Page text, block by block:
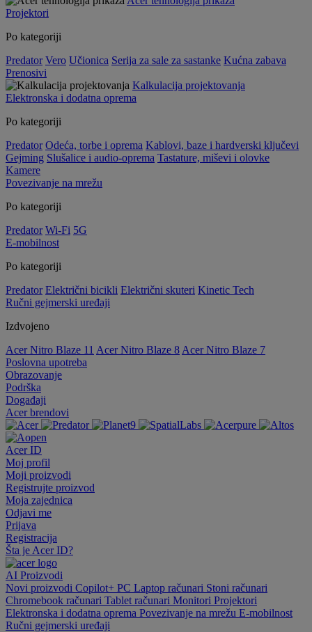
Projektori
Po kategoriji
Predator Vero Učionica Serija za sale za sastanke Kućna zabava
Prenosivi
Kalkulacija projektovanja
Elektronska i dodatna oprema
Po kategoriji
Predator Odeća, torbe i oprema Kablovi, baze i hardverski ključevi
Gejming Slušalice i audio-oprema Tastature, miševi i olovke
Kamere
Povezivanje na mrežu
Po kategoriji
Predator Wi-Fi 5G
E-mobilnost
Po kategoriji
Predator Električni bicikli Električni skuteri Kinetic Tech
Ručni gejmerski uređaji
Izdvojeno
Acer Nitro Blaze 11 Acer Nitro Blaze 8 Acer Nitro Blaze 7
Poslovna upotreba
Obrazovanje
Podrška
Događaji
Acer brendovi
Acer ID
Moj profil
Moji proizvodi
Registrujte proizvod
Moja zajednica
Odjavi me
Prijava
Registracija
Šta je Acer ID?
AI Proizvodi
Novi proizvodi Copilot+ PC Laptop računari Stoni računari
Chromebook računari Tablet računari Monitori Projektori
Elektronska i dodatna oprema Povezivanje na mrežu E-mobilnost
Ručni gejmerski uređaji